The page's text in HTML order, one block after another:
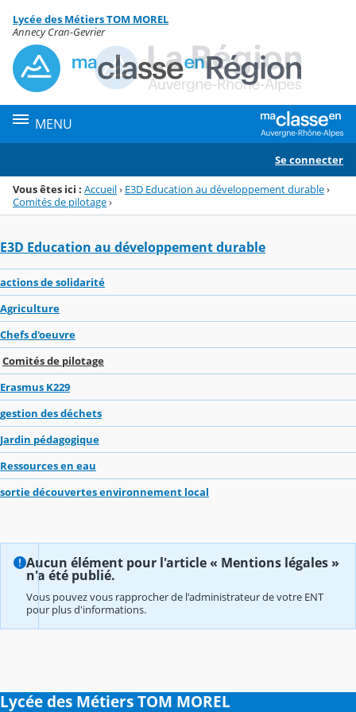
Menu de la rubrique
Contenu
Lycée des Métiers TOM MOREL
Annecy Cran-Gevrier
MENU
Se connecter
Vous êtes ici : Accueil› E3D Education au développement durable›
Comités de pilotage›
E3D Education au développement durable
actions de solidarité
Agriculture
Chefs d'oeuvre
Comités de pilotage
Erasmus K229
gestion des déchets
Jardin pédagogique
Ressources en eau
sortie découvertes environnement local
Aucun élément pour l'article « Mentions légales »
n'a été publié.
Vous pouvez vous rapprocher de l'administrateur de votre ENT
pour plus d'informations.
Lycée des Métiers TOM MOREL